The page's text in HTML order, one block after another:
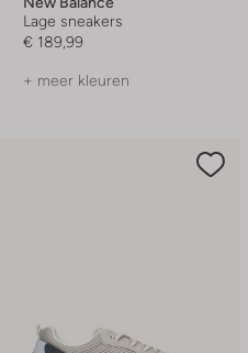
Lage sneakers
€ 189,99
+ meer kleuren